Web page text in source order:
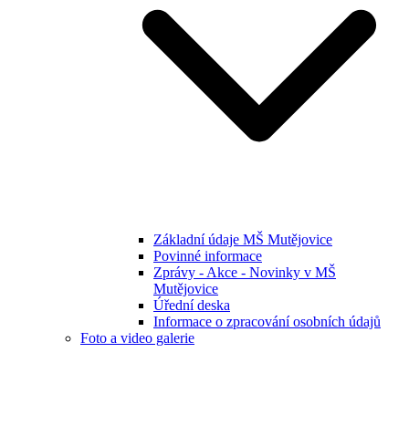
Základní údaje MŠ Mutějovice
Povinné informace
Zprávy - Akce - Novinky v MŠ
Mutějovice
Úřední deska
Informace o zpracování osobních údajů
Foto a video galerie